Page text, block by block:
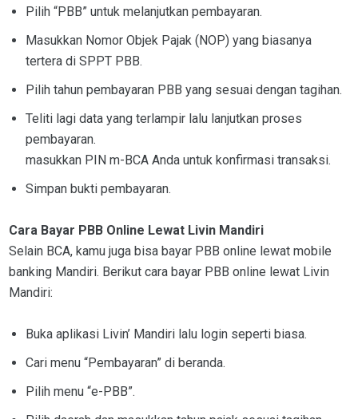
Pilih “PBB” untuk melanjutkan pembayaran.
Masukkan Nomor Objek Pajak (NOP) yang biasanya
tertera di SPPT PBB.
Pilih tahun pembayaran PBB yang sesuai dengan tagihan.
Teliti lagi data yang terlampir lalu lanjutkan proses
pembayaran.
masukkan PIN m-BCA Anda untuk konfirmasi transaksi.
Simpan bukti pembayaran.
Cara Bayar PBB Online Lewat Livin Mandiri
Selain BCA, kamu juga bisa bayar PBB online lewat mobile
banking Mandiri. Berikut cara bayar PBB online lewat Livin
Mandiri:
Buka aplikasi Livin’ Mandiri lalu login seperti biasa.
Cari menu “Pembayaran” di beranda.
Pilih menu “e-PBB”.